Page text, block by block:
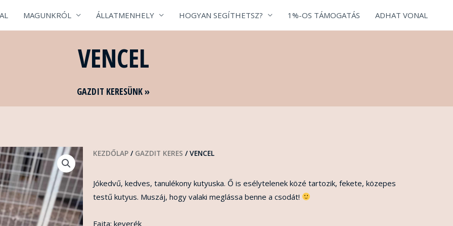
MAGUNKRÓL ÁLLATMENHELY HOGYAN SEGÍTHETSZ? 1%-OS TÁMOGATÁS ADHAT VONAL
VENCEL
GAZDIT KERESÜNK »
KEZDŐLAP / GAZDIT KERES / VENCEL
Jókedvű, kedves, tanulékony kutyuska. Ő is esélytelenek közé tartozik, fekete, közepes
testű kutyus. Muszáj, hogy valaki meglássa benne a csodát!
Fajta: keverék